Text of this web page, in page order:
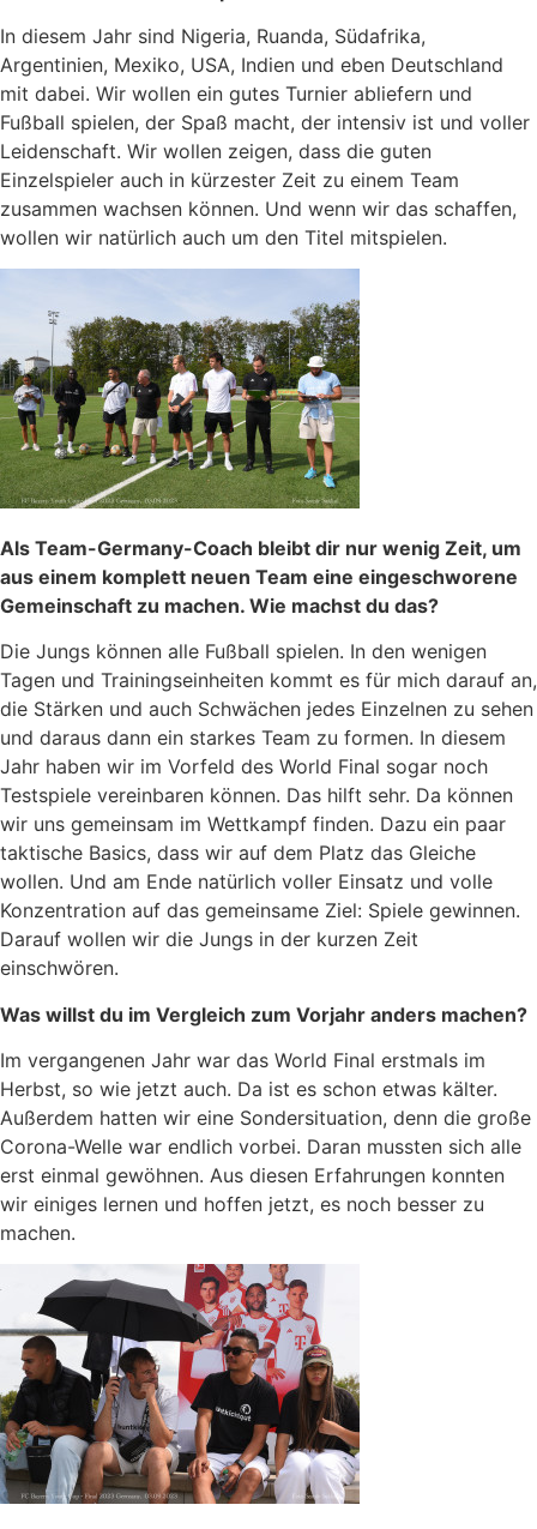
In diesem Jahr sind Nigeria, Ruanda, Südafrika,
Argentinien, Mexiko, USA, Indien und eben Deutschland
mit dabei. Wir wollen ein gutes Turnier abliefern und
Fußball spielen, der Spaß macht, der intensiv ist und voller
Leidenschaft. Wir wollen zeigen, dass die guten
Einzelspieler auch in kürzester Zeit zu einem Team
zusammen wachsen können. Und wenn wir das schaffen,
wollen wir natürlich auch um den Titel mitspielen.
Als Team-Germany-Coach bleibt dir nur wenig Zeit, um
aus einem komplett neuen Team eine eingeschworene
Gemeinschaft zu machen. Wie machst du das?
Die Jungs können alle Fußball spielen. In den wenigen
Tagen und Trainingseinheiten kommt es für mich darauf an,
die Stärken und auch Schwächen jedes Einzelnen zu sehen
und daraus dann ein starkes Team zu formen. In diesem
Jahr haben wir im Vorfeld des World Final sogar noch
Testspiele vereinbaren können. Das hilft sehr. Da können
wir uns gemeinsam im Wettkampf finden. Dazu ein paar
taktische Basics, dass wir auf dem Platz das Gleiche
wollen. Und am Ende natürlich voller Einsatz und volle
Konzentration auf das gemeinsame Ziel: Spiele gewinnen.
Darauf wollen wir die Jungs in der kurzen Zeit
einschwören.
Was willst du im Vergleich zum Vorjahr anders machen?
Im vergangenen Jahr war das World Final erstmals im
Herbst, so wie jetzt auch. Da ist es schon etwas kälter.
Außerdem hatten wir eine Sondersituation, denn die große
Corona-Welle war endlich vorbei. Daran mussten sich alle
erst einmal gewöhnen. Aus diesen Erfahrungen konnten
wir einiges lernen und hoffen jetzt, es noch besser zu
machen.